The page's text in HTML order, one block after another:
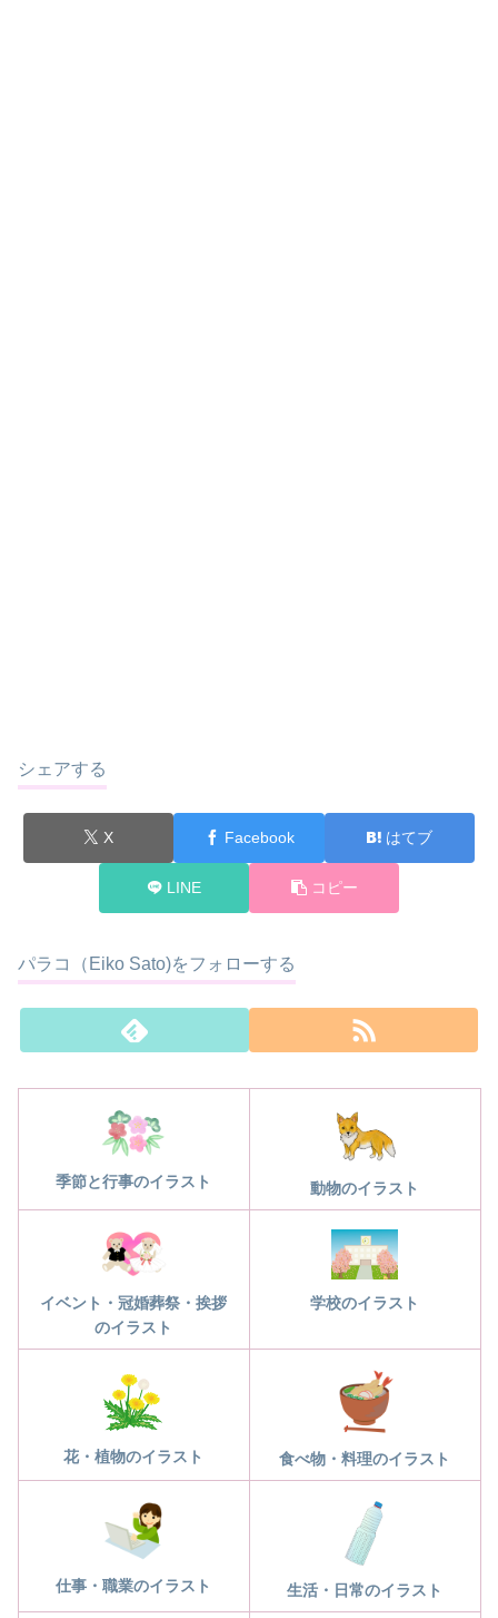
シェアする
X Facebook はてブ
LINE コピー
パラコ（Eiko Sato)をフォローする
季節と行事のイラスト 動物のイラスト
イベント・冠婚葬祭・挨拶
のイラスト
学校のイラスト
花・植物のイラスト 食べ物・料理のイラスト
仕事・職業のイラスト 生活・日常のイラスト